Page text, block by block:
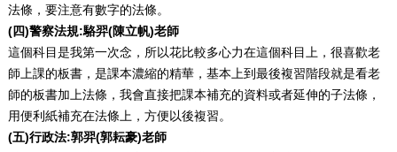
法條，要注意有數字的法條。
(四)警察法規:駱羿(陳立帆)老師
這個科目是我第一次念，所以花比較多心力在這個科目上，很喜歡老
師上課的板書，是課本濃縮的精華，基本上到最後複習階段就是看老
師的板書加上法條，我會直接把課本補充的資料或者延伸的子法條，
用便利紙補充在法條上，方便以後複習。
(五)行政法:郭羿(郭耘豪)老師